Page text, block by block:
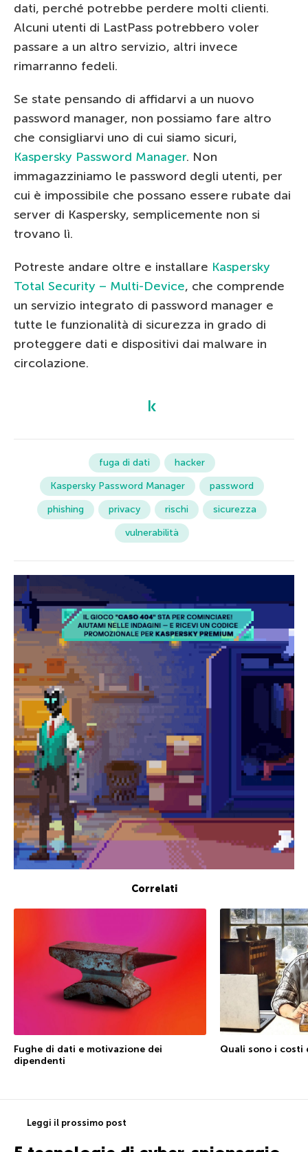
dati, perché potrebbe perdere molti clienti.
Alcuni utenti di LastPass potrebbero voler
passare a un altro servizio, altri invece
rimarranno fedeli.
Se state pensando di affidarvi a un nuovo
password manager, non possiamo fare altro
che consigliarvi uno di cui siamo sicuri,
Kaspersky Password Manager. Non
immagazziniamo le password degli utenti, per
cui è impossibile che possano essere rubate dai
server di Kaspersky, semplicemente non si
trovano lì.
Potreste andare oltre e installare Kaspersky
Total Security – Multi-Device, che comprende
un servizio integrato di password manager e
tutte le funzionalità di sicurezza in grado di
proteggere dati e dispositivi dai malware in
circolazione.
fuga di dati
hacker
Kaspersky Password Manager
password
phishing
privacy rischi
sicurezza
vulnerabilità
Correlati
Fughe di dati e motivazione dei
dipendenti
Quali sono i costi
Leggi il prossimo post